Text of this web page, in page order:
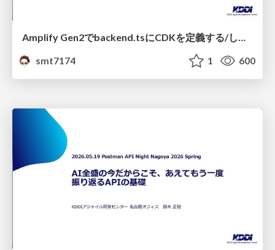
Amplify Gen2でbackend.tsにCDKを定義する/しない事によるCDKの挙動の違いとユースケース
smt7174
1 600